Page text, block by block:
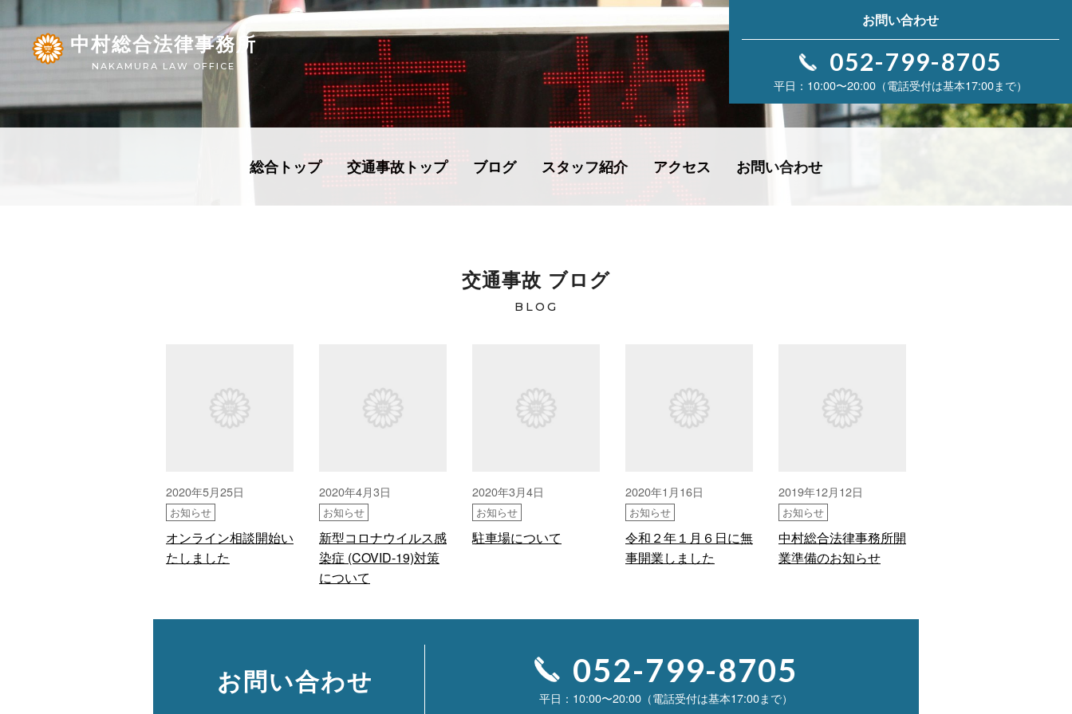
中村総合法律事務所
NAKAMURA LAW OFFICE
総合トップ 交通事故トップ ブログ スタッフ紹介 アクセス お問い合わせ
お問い合わせ
052-799-8705
10:00〜20:00（電話受付は基本17:00まで）
交通事故 ブログ
BLOG
2020年5月25日
お知らせ
オンライン相談開始い
たしました
2020年4月3日
お知らせ
新型コロナウイルス感
染症 (COVID-19)対策
について
2020年3月4日
お知らせ
駐車場について
2020年1月16日
お知らせ
令和２年１月６日に無
事開業しました
2019年12月12日
お知らせ
中村総合法律事務所開
業準備のお知らせ
お問い合わせ 052-799-8705
10:00〜20:00（電話受付は基本17:00まで）